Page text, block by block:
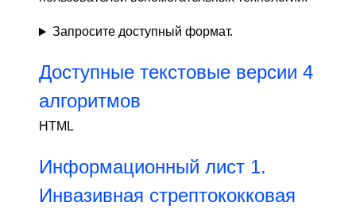
Запросите доступный формат.
Доступные текстовые версии 4
алгоритмов
HTML
Информационный лист 1.
Инвазивная стрептококковая